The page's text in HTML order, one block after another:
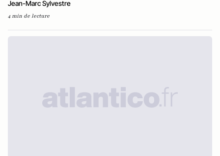
Jean-Marc Sylvestre
4 min de lecture